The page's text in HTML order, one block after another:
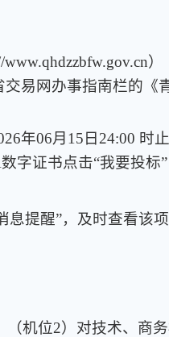
）
易网办事指南栏的《
年06月15日24:00 时
证书点击“我要投标”
提醒”，及时查看该
机位2）对技术、商